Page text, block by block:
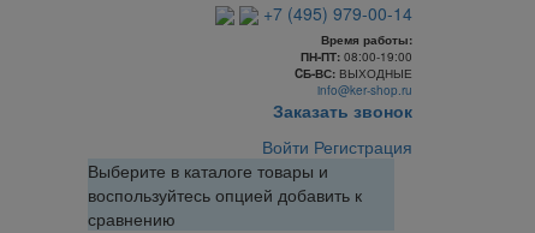
+7 (495) 979-00-14
Время работы:
ПН-ПТ: 08:00-19:00
CБ-ВС: ВЫХОДНЫЕ
info@ker-shop.ru
Заказать звонок
Войти Регистрация
Выберите в каталоге товары и
воспользуйтесь опцией добавить к
сравнению